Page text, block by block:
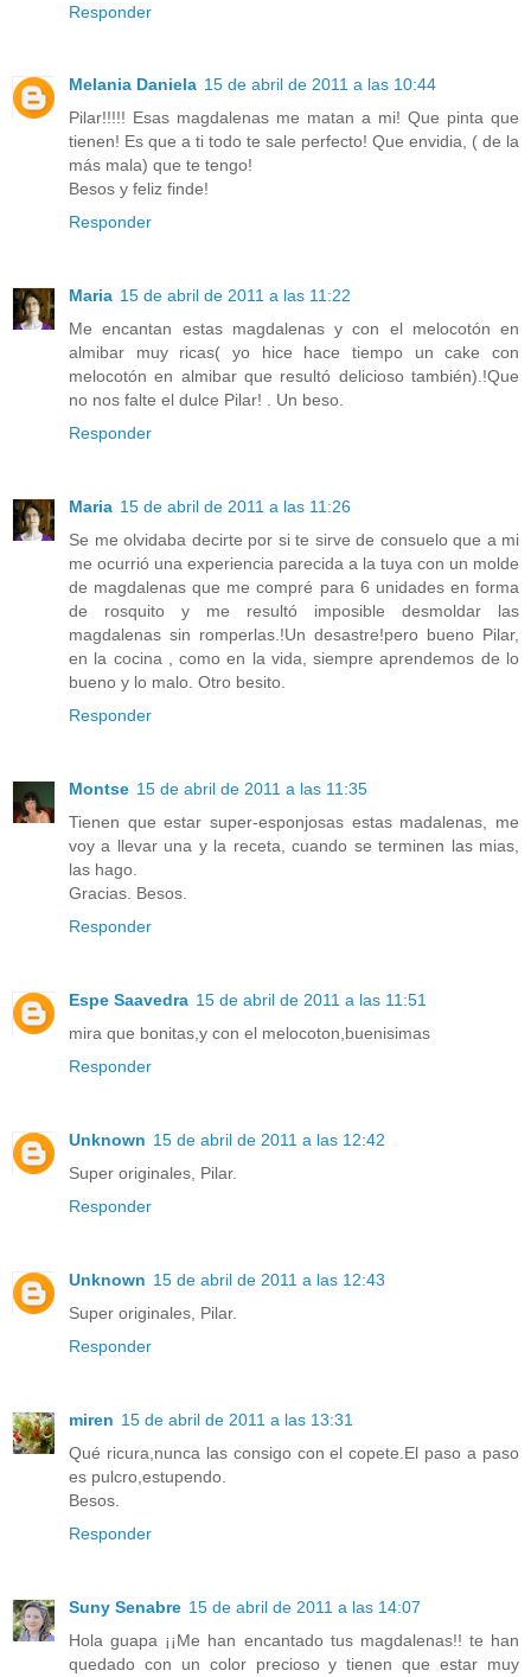
Responder
Melania Daniela 15 de abril de 2011 a las 10:44
Pilar!!!!! Esas magdalenas me matan a mi! Que pinta que
tienen! Es que a ti todo te sale perfecto! Que envidia, ( de la
más mala) que te tengo!
Besos y feliz finde!
Responder
Maria 15 de abril de 2011 a las 11:22
Me encantan estas magdalenas y con el melocotón en
almibar muy ricas( yo hice hace tiempo un cake con
melocotón en almibar que resultó delicioso también).!Que
no nos falte el dulce Pilar! . Un beso.
Responder
Maria 15 de abril de 2011 a las 11:26
Se me olvidaba decirte por si te sirve de consuelo que a mi
me ocurrió una experiencia parecida a la tuya con un molde
de magdalenas que me compré para 6 unidades en forma
de rosquito y me resultó imposible desmoldar las
magdalenas sin romperlas.!Un desastre!pero bueno Pilar,
en la cocina , como en la vida, siempre aprendemos de lo
bueno y lo malo. Otro besito.
Responder
Montse 15 de abril de 2011 a las 11:35
Tienen que estar super-esponjosas estas madalenas, me
voy a llevar una y la receta, cuando se terminen las mias,
las hago.
Gracias. Besos.
Responder
Espe Saavedra 15 de abril de 2011 a las 11:51
mira que bonitas,y con el melocoton,buenisimas
Responder
Unknown 15 de abril de 2011 a las 12:42
Super originales, Pilar.
Responder
Unknown 15 de abril de 2011 a las 12:43
Super originales, Pilar.
Responder
miren 15 de abril de 2011 a las 13:31
Qué ricura,nunca las consigo con el copete.El paso a paso
es pulcro,estupendo.
Besos.
Responder
Suny Senabre 15 de abril de 2011 a las 14:07
Hola guapa ¡¡Me han encantado tus magdalenas!! te han
quedado con un color precioso y tienen que estar muy